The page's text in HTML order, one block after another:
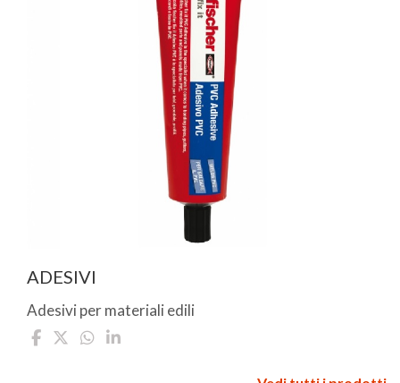
ADESIVI
Adesivi per materiali edili